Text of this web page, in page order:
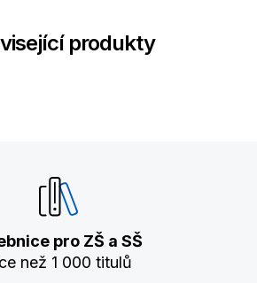
produkty
pro ZŠ a SŠ
než 1 000 titulů